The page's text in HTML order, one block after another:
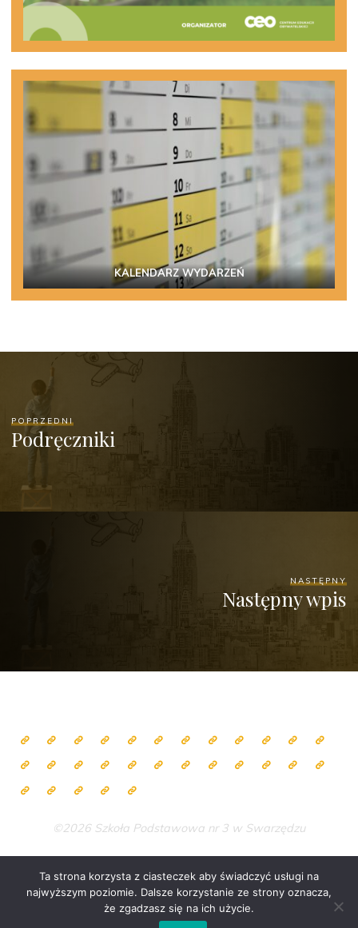
KALENDARZ WYDARZEŃ
POPRZEDNI
Podręczniki
NASTĘPNY
Następny wpis
©2026 Szkoła Podstawowa nr 3 w Swarzędzu
Zasilane przezBravada& WordPress .
Ta strona korzysta z ciasteczek aby świadczyć usługi na
najwyższym poziomie. Dalsze korzystanie ze strony oznacza,
że zgadzasz się na ich użycie.